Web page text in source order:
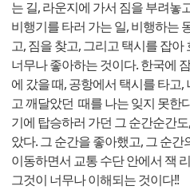
는 길, 라운지에 가서 짐을 부려놓
비행기를 타러 가는 일, 비행하는
고, 짐을 찾고, 그리고 택시를 잡
너무나 좋아하는 것이다. 한국에
에 갔을 때, 공항에서 택시를 타고
고 깨달았던 때를 나는 잊지 못한
기에 탑승하러 가던 그 순간순간
았다. 그 순간을 좋아했고, 그 순
이동하면서 교통 수단 안에서 잭
그것이 너무나 이해되는 것이다!!